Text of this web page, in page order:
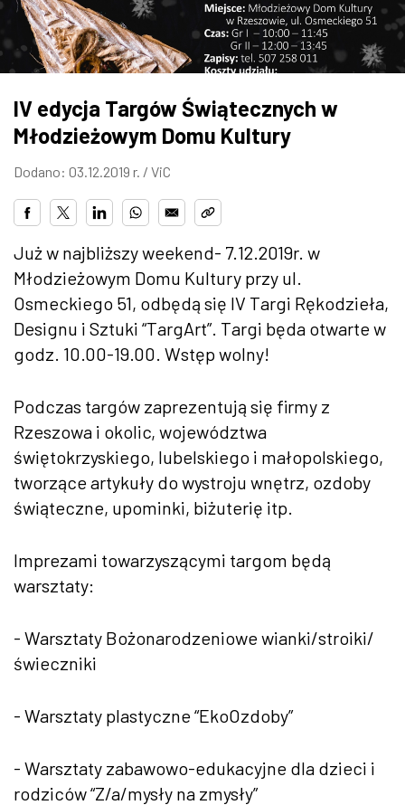
ZDJĘCIA
W RZESZOWIE
IV edycja Targów Świątecznych w
Młodzieżowym Domu Kultury
Dodano: 03.12.2019 r. / ViC
Już w najbliższy weekend- 7.12.2019r. w
Młodzieżowym Domu Kultury przy ul.
Osmeckiego 51, odbędą się IV Targi Rękodzieła,
Designu i Sztuki “TargArt”. Targi będa otwarte w
godz. 10.00-19.00. Wstęp wolny!
Podczas targów zaprezentują się firmy z
Rzeszowa i okolic, województwa
świętokrzyskiego, lubelskiego i małopolskiego,
tworzące artykuły do wystroju wnętrz, ozdoby
świąteczne, upominki, biżuterię itp.
Imprezami towarzyszącymi targom będą
warsztaty:
- Warsztaty Bożonarodzeniowe wianki/stroiki/
świeczniki
- Warsztaty plastyczne “EkoOzdoby”
- Warsztaty zabawowo-edukacyjne dla dzieci i
rodziców “Z/a/mysły na zmysły”